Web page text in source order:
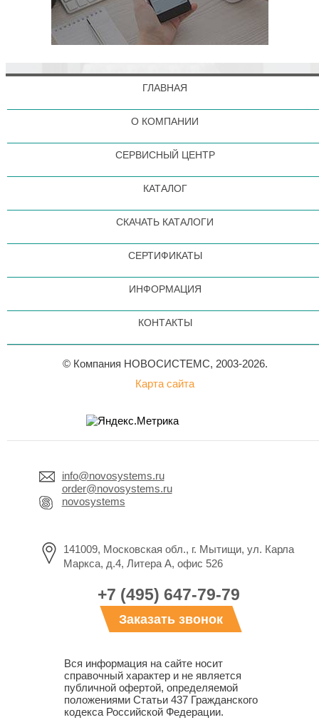
ГЛАВНАЯ
О КОМПАНИИ
СЕРВИСНЫЙ ЦЕНТР
КАТАЛОГ
СКАЧАТЬ КАТАЛОГИ
СЕРТИФИКАТЫ
ИНФОРМАЦИЯ
КОНТАКТЫ
© Компания НОВОСИСТЕМС, 2003-2026.
Карта сайта
info@novosystems.ru
order@novosystems.ru
novosystems
141009, Московская обл., г. Мытищи, ул. Карла
Маркса, д.4, Литера А, офис 526
+7 (495) 647-79-79
Заказать звонок
Вся информация на сайте носит
справочный характер и не является
публичной офертой, определяемой
положениями Статьи 437 Гражданского
кодекса Российской Федерации.